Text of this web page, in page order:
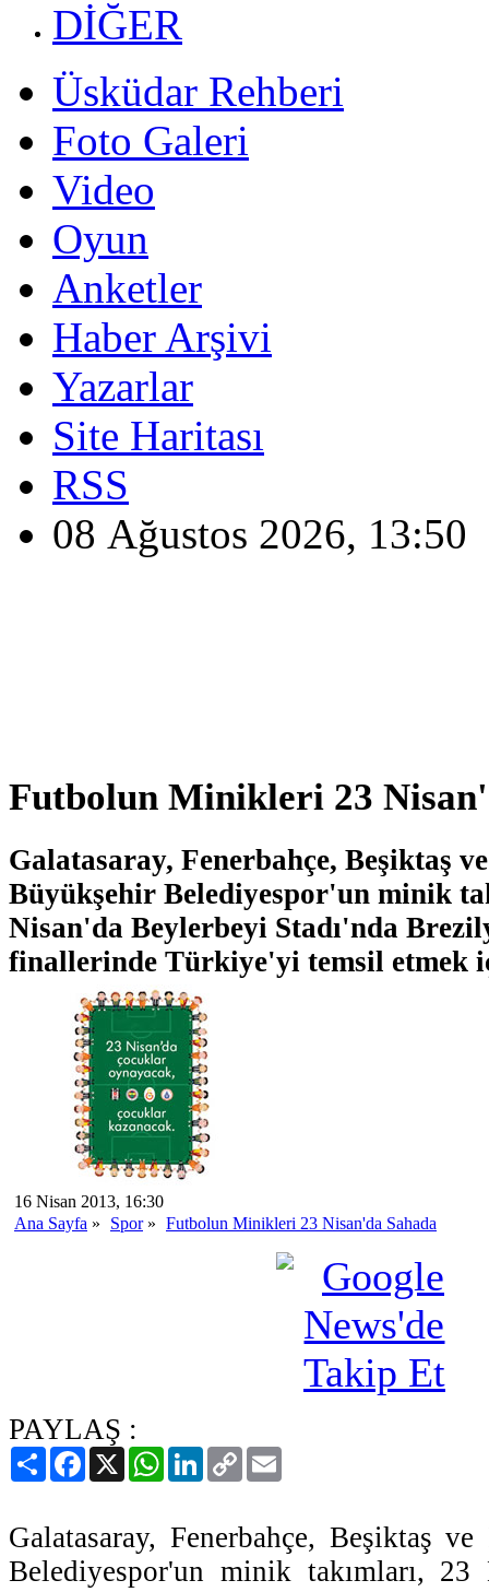
DİĞER
Üsküdar Rehberi
Foto Galeri
Video
Oyun
Anketler
Haber Arşivi
Yazarlar
Site Haritası
RSS
08 Ağustos 2026, 13:50
Futbolun Minikleri 23
Galatasaray, Fenerbahçe, Beşiktaş
Büyükşehir Belediyespor'un minik
Nisan'da Beylerbeyi Stadı'nda
finallerinde Türkiye'yi temsil etmek
16 Nisan 2013, 16:30
Ana Sayfa » Spor» Futbolun Minikleri 23 Nisan'da Sahada
PAYLAŞ :
PaylaşFacebook
X WhatsAppLinkedIn
Copy
Link
Galatasaray, Fenerbahçe, Beşiktaş
Belediyespor'un minik takımları, 23